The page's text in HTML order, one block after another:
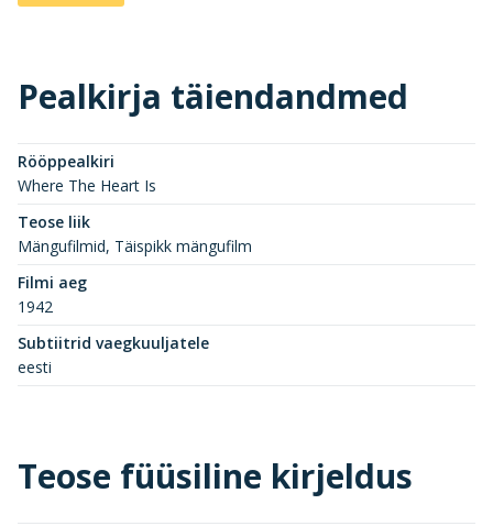
Pealkirja täiendandmed
Rööppealkiri
Where The Heart Is
Teose liik
Mängufilmid, Täispikk mängufilm
Filmi aeg
1942
Subtiitrid vaegkuuljatele
eesti
Teose füüsiline kirjeldus